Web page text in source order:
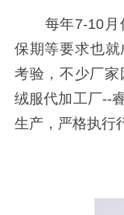
每年7-10月份
保期等要求也
考验，不少厂家
绒服代加工厂--
生产，严格执行